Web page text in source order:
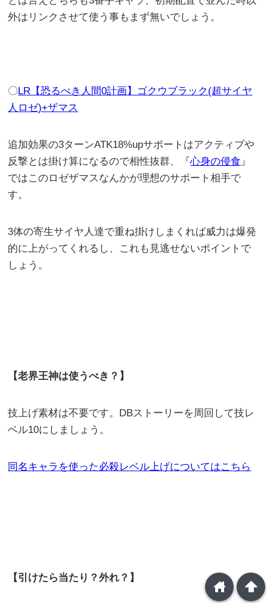
外はリンクさせて使う事もまず無いでしょう。
〇LR【恐るべき人間0計画】ゴクウブラック(超サイヤ
人ロゼ)+ザマス
追加効果の3ターンATK18%upサポートはアクティブや
反撃とは掛け算になるので相性抜群、『心身の侵食 』
ではこのロゼザマスなんかが理想のサポート相手で
す。
3体の寄生サイヤ人達で重ね掛けしまくれば威力は爆発
的に上がってくれるし、これも見逃せないポイントで
しょう。
【老界王神は使うべき？】
技上げ素材は不要です。DBストーリーを周回して技レ
ベル10にしましょう。
同名キャラを使った必殺レベル上げについてはこちら
【引けたら当たり？外れ？】
arrowup
home